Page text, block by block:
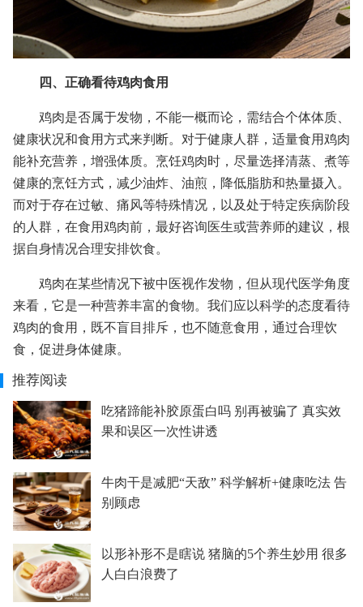
四、正确看待鸡肉食用
鸡肉是否属于发物，不能一概而论，需结合个体体质、
健康状况和食用方式来判断。对于健康人群，适量食用鸡肉
能补充营养，增强体质。烹饪鸡肉时，尽量选择清蒸、煮等
健康的烹饪方式，减少油炸、油煎，降低脂肪和热量摄入。
而对于存在过敏、痛风等特殊情况，以及处于特定疾病阶段
的人群，在食用鸡肉前，最好咨询医生或营养师的建议，根
据自身情况合理安排饮食。
鸡肉在某些情况下被中医视作发物，但从现代医学角度
来看，它是一种营养丰富的食物。我们应以科学的态度看待
鸡肉的食用，既不盲目排斥，也不随意食用，通过合理饮
食，促进身体健康。
推荐阅读
吃猪蹄能补胶原蛋白吗 别再被骗了 真实效
果和误区一次性讲透
牛肉干是减肥“天敌” 科学解析+健康吃法 告
别顾虑
以形补形不是瞎说 猪脑的5个养生妙用 很多
人白白浪费了